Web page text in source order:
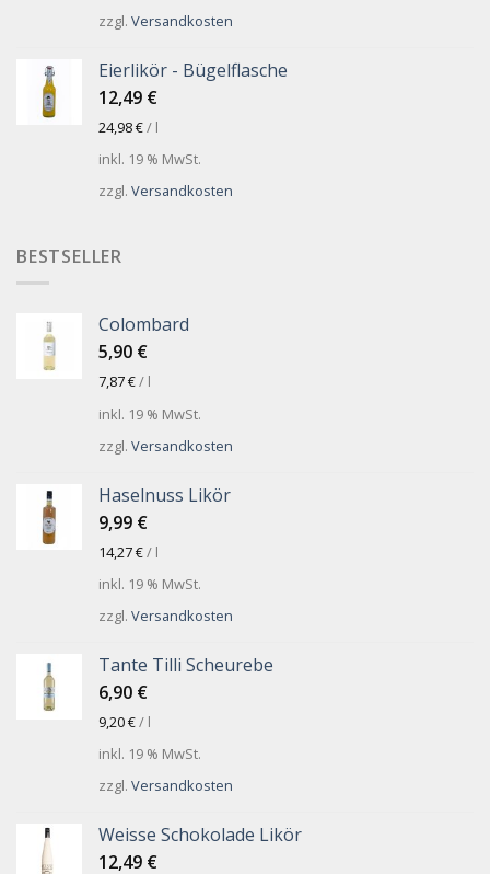
zzgl. Versandkosten
Eierlikör - Bügelflasche
12,49 €
24,98€/ l
inkl. 19 % MwSt.
zzgl. Versandkosten
BESTSELLER
Colombard
5,90 €
7,87€/ l
inkl. 19 % MwSt.
zzgl. Versandkosten
Haselnuss Likör
9,99 €
14,27€/ l
inkl. 19 % MwSt.
zzgl. Versandkosten
Tante Tilli Scheurebe
6,90 €
9,20€/ l
inkl. 19 % MwSt.
zzgl. Versandkosten
Weisse Schokolade Likör
12,49 €